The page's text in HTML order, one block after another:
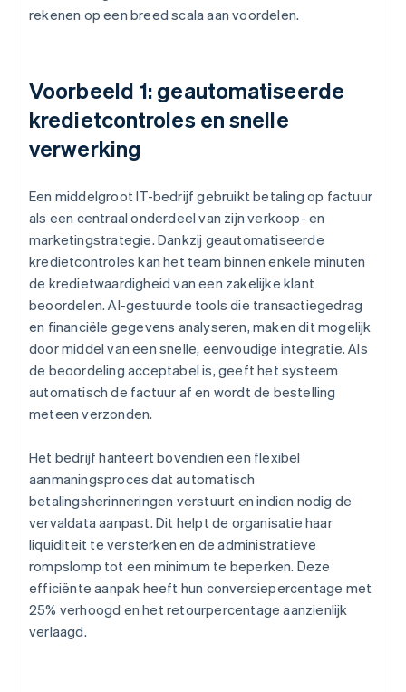
rekenen op een breed scala aan voordelen.
Voorbeeld 1: geautomatiseerde
kredietcontroles en snelle
verwerking
Een middelgroot IT-bedrijf gebruikt betaling op factuur
als een centraal onderdeel van zijn verkoop- en
marketingstrategie. Dankzij geautomatiseerde
kredietcontroles kan het team binnen enkele minuten
de kredietwaardigheid van een zakelijke klant
beoordelen. AI-gestuurde tools die transactiegedrag
en financiële gegevens analyseren, maken dit mogelijk
door middel van een snelle, eenvoudige integratie. Als
de beoordeling acceptabel is, geeft het systeem
automatisch de factuur af en wordt de bestelling
meteen verzonden.
Het bedrijf hanteert bovendien een flexibel
aanmaningsproces dat automatisch
betalingsherinneringen verstuurt en indien nodig de
vervaldata aanpast. Dit helpt de organisatie haar
liquiditeit te versterken en de administratieve
rompslomp tot een minimum te beperken. Deze
efficiënte aanpak heeft hun conversiepercentage met
25% verhoogd en het retourpercentage aanzienlijk
verlaagd.